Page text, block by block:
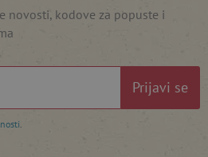
novosti, kodove za popuste i
Prijavi se